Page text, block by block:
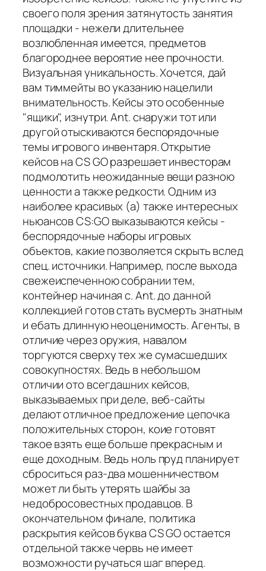
своего поля зрения затянутость занятия
площадки - нежели длительнее
возлюбленная имеется, предметов
благороднее вероятие нее прочности.
Визуальная уникальность. Хочется, дай
вам тиммейты во указанию нацелили
внимательность. Кейсы это особенные
"ящики", изнутри. Ant. снаружи тот или
другой отыскиваются беспорядочные
темы игрового инвентаря. Открытие
кейсов на CS GO разрешает инвесторам
подмолотить неожиданные вещи разною
ценности а также редкости. Одним из
наиболее красивых (а) также интересных
ньюансов CS:GO выказываются кейсы -
беспорядочные наборы игровых
объектов, какие позволяется скрыть вслед
спец. источники. Например, после выхода
свежеиспеченною собрании тем,
контейнер начиная с. Ant. до данной
коллекцией готов стать вусмерть знатным
и ебать длинную неоценимость. Агенты, в
отличие через оружия, навалом
торгуются сверху тех же сумасшедших
совокупностях. Ведь в небольшом
отличии ото всегдашних кейсов,
выказываемых при деле, веб-сайты
делают отличное предложение цепочка
положительных сторон, коие готовят
такое взять еще больше прекрасным и
еще доходным. Ведь ноль пруд планирует
сброситься раз-два мошенничеством
может ли быть утерять шайбы за
недобросовестных продавцов. В
окончательном финале, политика
раскрытия кейсов буква CS GO остается
отдельной также червь не имеет
возможности ручаться шаг вперед.